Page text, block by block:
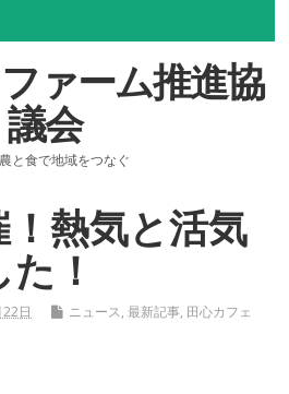
ァーム推進協
議会
と食で地域をつなぐ
熱気と活気
！
日 ニュース,最新記事, 田心カフェ